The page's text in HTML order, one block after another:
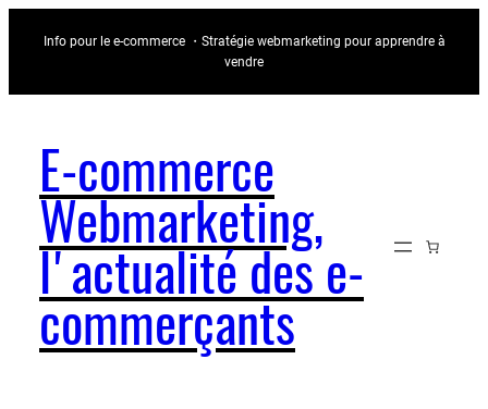
Info pour le e-commerce ・Stratégie webmarketing pour apprendre à
vendre
E-commerce
Webmarketing,
l'actualité des e-
commerçants